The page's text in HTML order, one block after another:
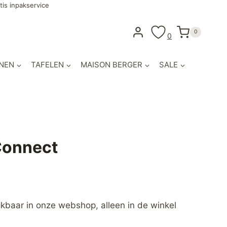
inpakservice
0 0
TAFELEN MAISON BERGER SALE
in onze webshop, alleen in de winkel